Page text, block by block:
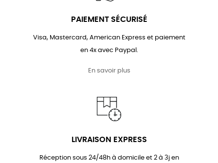
PAIEMENT SÉCURISÉ
Visa, Mastercard, American Express et paiement
en 4x avec Paypal.
En savoir plus
LIVRAISON EXPRESS
Réception sous 24/48h à domicile et 2 à 3j en